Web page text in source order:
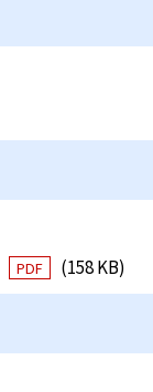
PDF (158 KB)